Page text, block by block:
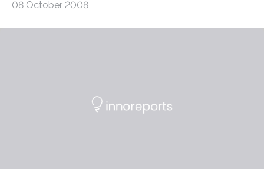
08 October 2008